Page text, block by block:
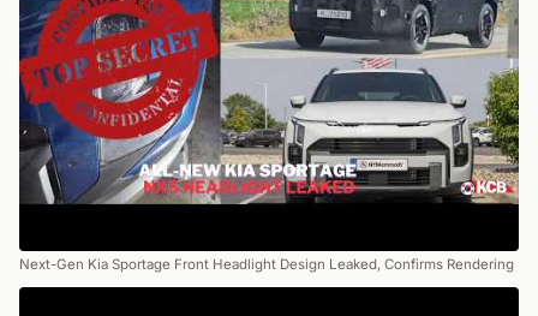
Next-Gen Kia Sportage Front Headlight Design Leaked, Confirms Rendering